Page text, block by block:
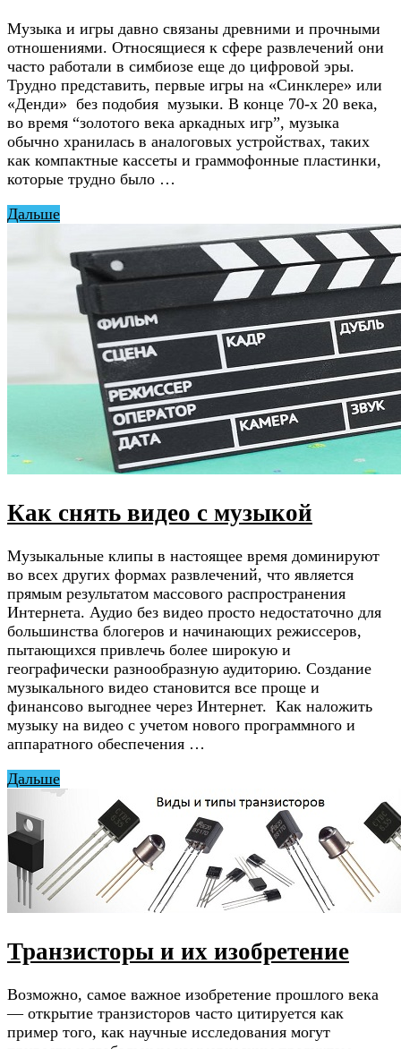
Музыка и игры давно связаны древними и прочными
отношениями. Относящиеся к сфере развлечений они
часто работали в симбиозе еще до цифровой эры.
Трудно представить, первые игры на «Синклере» или
«Денди» без подобия музыки. В конце 70-х 20 века,
во время “золотого века аркадных игр”, музыка
обычно хранилась в аналоговых устройствах, таких
как компактные кассеты и граммофонные пластинки,
которые трудно было …
Дальше
Как снять видео с музыкой
Музыкальные клипы в настоящее время доминируют
во всех других формах развлечений, что является
прямым результатом массового распространения
Интернета. Аудио без видео просто недостаточно для
большинства блогеров и начинающих режиссеров,
пытающихся привлечь более широкую и
географически разнообразную аудиторию. Создание
музыкального видео становится все проще и
финансово выгоднее через Интернет. Как наложить
музыку на видео с учетом нового программного и
аппаратного обеспечения …
Дальше
Транзисторы и их изобретение
Возможно, самое важное изобретение прошлого века
— открытие транзисторов часто цитируется как
пример того, как научные исследования могут